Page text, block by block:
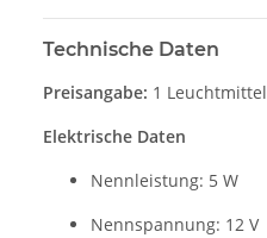
Technische Daten
Preisangabe: 1 Leuchtmittel
Elektrische Daten
Nennleistung: 5 W
Nennspannung: 12 V